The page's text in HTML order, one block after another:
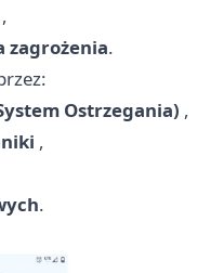
,
zagrożenia.
Ostrzegania) ,
,
.